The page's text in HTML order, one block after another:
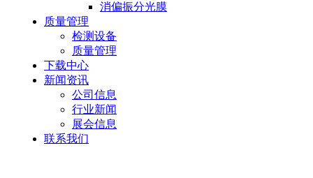
消偏振分光膜
质量管理
检测设备
质量管理
下载中心
新闻资讯
公司信息
行业新闻
展会信息
联系我们